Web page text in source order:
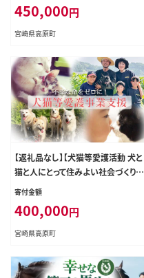
P00056
450,000円
宮崎県高原町
【返礼品なし】【犬猫等愛護活動 犬と
猫と人にとって住みよい社会づくりを
応援】宮崎県 高原町 特定非営利活
P00056
寄付金額
400,000円
宮崎県高原町